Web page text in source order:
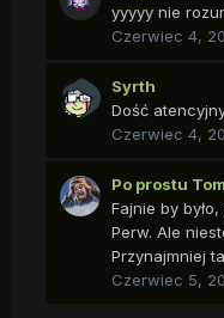
yyyyy nie
Czerwiec 4,
Syrth
Dość
Czerwiec 4,
Po prostu
Fajnie by
Perw. Ale
Przynajmniej
Czerwiec 5,